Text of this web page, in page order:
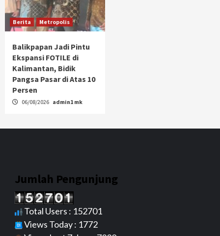
Berita Metropolis
Balikpapan Jadi Pintu
Ekspansi FOTILE di
Kalimantan, Bidik
Pangsa Pasar di Atas 10
Persen
06/08/2026 admin1 mk
Jumlah Pengunjung
Total Users : 152701
Views Today : 1772